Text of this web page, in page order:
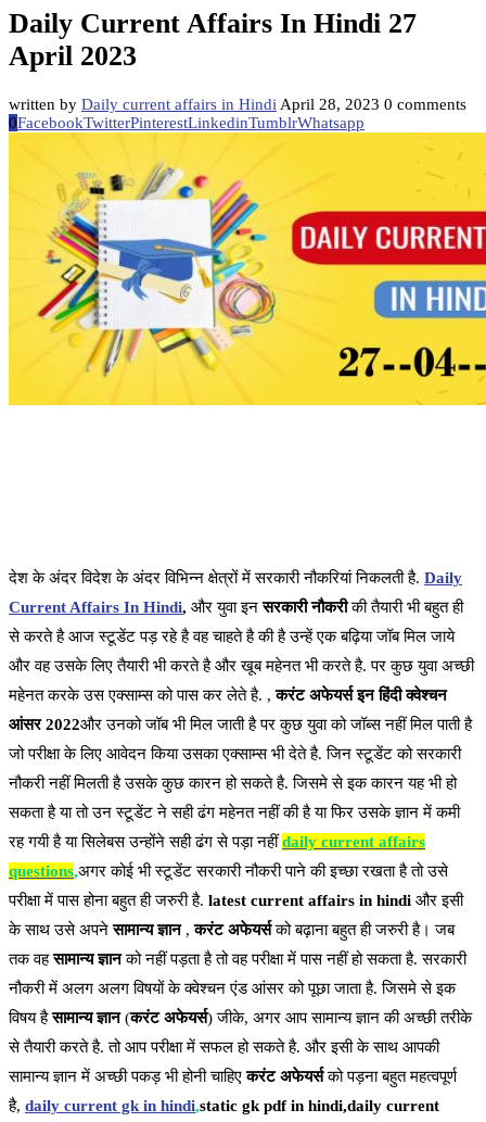
Daily Current Affairs In Hindi 27
April 2023
written by Daily current affairs in Hindi April 28, 2023 0 comments
0FacebookTwitterPinterestLinkedinTumblrWhatsapp
देश के अंदर विदेश के अंदर विभिन्न क्षेत्रों में सरकारी नौकरियां निकलती है. Daily
Current Affairs In Hindi, और युवा इनसरकारी नौकरीकी तैयारी भी बहुत ही
से करते है आज स्टूडेंट पड़ रहे है वह चाहते है की है उन्हें एक बढ़िया जॉब मिल जाये
और वह उसके लिए तैयारी भी करते है और खूब महेनत भी करते है. पर कुछ युवा अच्छी
महेनत करके उस एक्साम्स को पास कर लेते है. ,करंट अफेयर्स इन हिंदी क्वेश्चन
आंसर 2022और उनको जॉब भी मिल जाती है पर कुछ युवा को जॉब्स नहीं मिल पाती है
जो परीक्षा के लिए आवेदन किया उसका एक्साम्स भी देते है. जिन स्टूडेंट को सरकारी
नौकरी नहीं मिलती है उसके कुछ कारन हो सकते है. जिसमे से इक कारन यह भी हो
सकता है या तो उन स्टूडेंट ने सही ढंग महेनत नहीं की है या फिर उसके ज्ञान में कमी
रह गयी है या सिलेबस उन्होंने सही ढंग से पड़ा नहींdaily current affairs
questions,अगर कोई भी स्टूडेंट सरकारी नौकरी पाने की इच्छा रखता है तो उसे
परीक्षा में पास होना बहुत ही जरुरी है. latest current affairs in hindi और इसी
के साथ उसे अपनेसामान्य ज्ञान,करंट अफेयर्सको बढ़ाना बहुत ही जरुरी है। जब
तक वहसामान्य ज्ञानको नहीं पड़ता है तो वह परीक्षा में पास नहीं हो सकता है. सरकारी
नौकरी में अलग अलग विषयों के क्वेश्चन एंड आंसर को पूछा जाता है. जिसमे से इक
विषय हैसामान्य ज्ञान(करंट अफेयर्स) जीके, अगर आप सामान्य ज्ञान की अच्छी तरीके
से तैयारी करते है. तो आप परीक्षा में सफल हो सकते है. और इसी के साथ आपकी
सामान्य ज्ञान में अच्छी पकड़ भी होनी चाहिएकरंट अफेयर्सको पड़ना बहुत महत्वपूर्ण
है, daily current gk in hindi,static gk pdf in hindi,daily current